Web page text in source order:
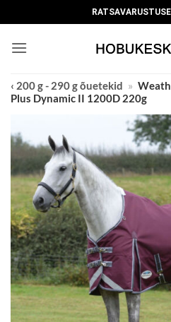
to
content
‹ 200 g - 290 g õuetekid »
Plus Dynamic II 1200D 220g